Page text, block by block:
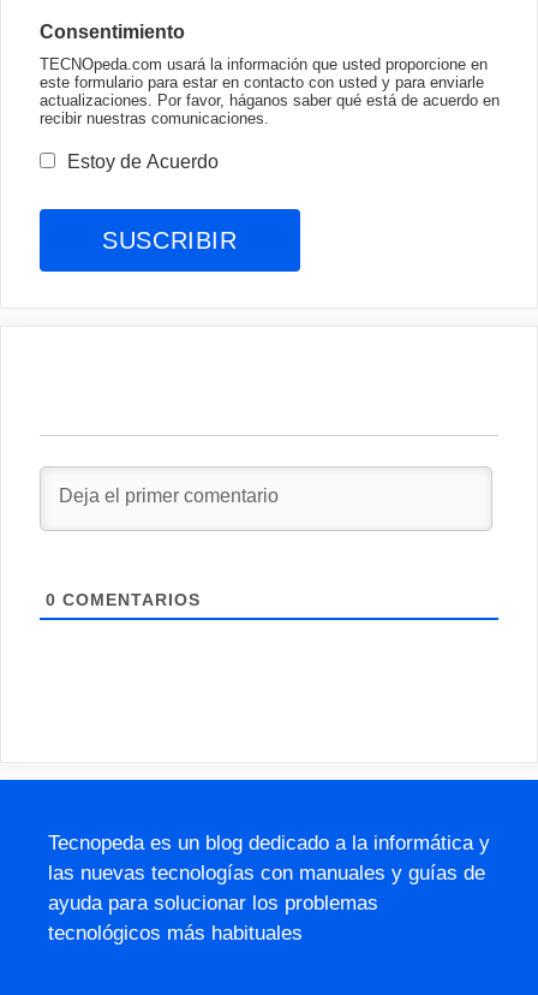
Consentimiento
TECNOpeda.com usará la información que usted proporcione en
este formulario para estar en contacto con usted y para enviarle
actualizaciones. Por favor, háganos saber qué está de acuerdo en
recibir nuestras comunicaciones.
Estoy de Acuerdo
0 COMENTARIOS
Tecnopeda es un blog dedicado a la informática y
las nuevas tecnologías con manuales y guías de
ayuda para solucionar los problemas
tecnológicos más habituales